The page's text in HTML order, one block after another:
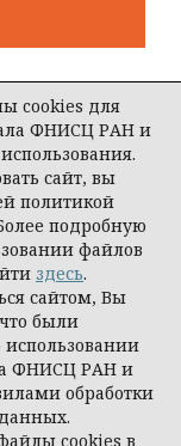
cookies для
ФНИСЦ РАН и
сайт, вы
политикой
подробную
файлов
здесь.
сайтом, Вы
были
ФНИСЦ РАН и
обработки
cookies в